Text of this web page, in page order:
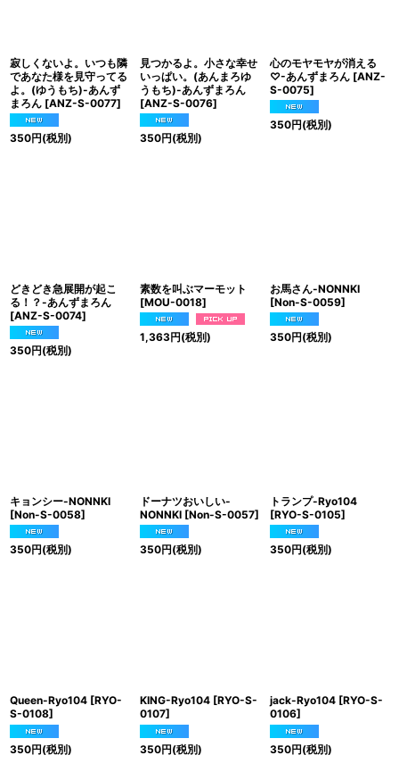
寂しくないよ。いつも隣
であなた様を見守ってる
よ。(ゆうもち)-あんず
まろん [ANZ-S-0077]
350円(税別)
見つかるよ。小さな幸せ
いっぱい。(あんまろゆ
うもち)-あんずまろん
[ANZ-S-0076]
350円(税別)
心のモヤモヤが消える
♡-あんずまろん [ANZ-
S-0075]
350円(税別)
どきどき急展開が起こ
る！？-あんずまろん
[ANZ-S-0074]
350円(税別)
素数を叫ぶマーモット
[MOU-0018]
1,363円(税別)
お馬さん-NONNKI
[Non-S-0059]
350円(税別)
キョンシー-NONNKI
[Non-S-0058]
350円(税別)
ドーナツおいしい-
NONNKI [Non-S-0057]
350円(税別)
トランプ-Ryo104
[RYO-S-0105]
350円(税別)
Queen-Ryo104 [RYO-
S-0108]
350円(税別)
KING-Ryo104 [RYO-S-
0107]
350円(税別)
jack-Ryo104 [RYO-S-
0106]
350円(税別)